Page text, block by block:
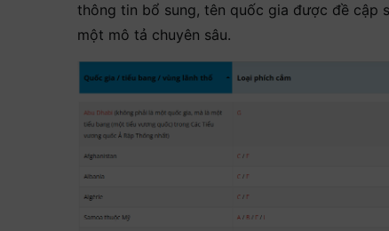
thông tin bổ sung, tên quốc gia được đề cập
một mô tả chuyên sâu.